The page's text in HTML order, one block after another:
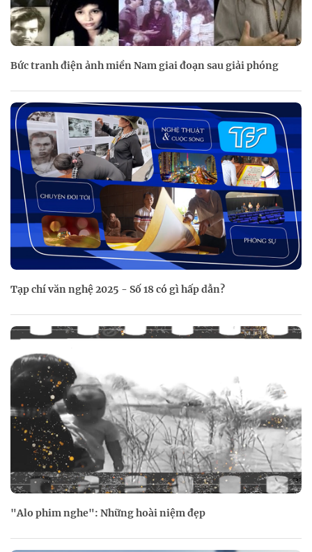
Bức tranh điện ảnh miền Nam giai đoạn sau giải phóng
Tạp chí văn nghệ 2025 - Số 18 có gì hấp dẫn?
"Alo phim nghe": Những hoài niệm đẹp